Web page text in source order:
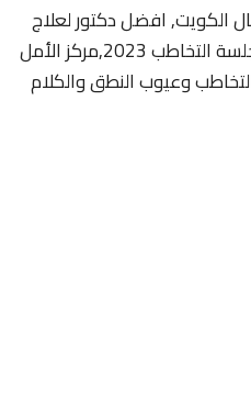
الكويت, افضل دكتور لعلاج
تأخر النطق عند الأطفال ,عيادة التخاطب للاطفال ,دكتور النطق والتخاطب, سعر جلسة التخاطب 2023,مركز الأمل
وعيوب النطق والكلام